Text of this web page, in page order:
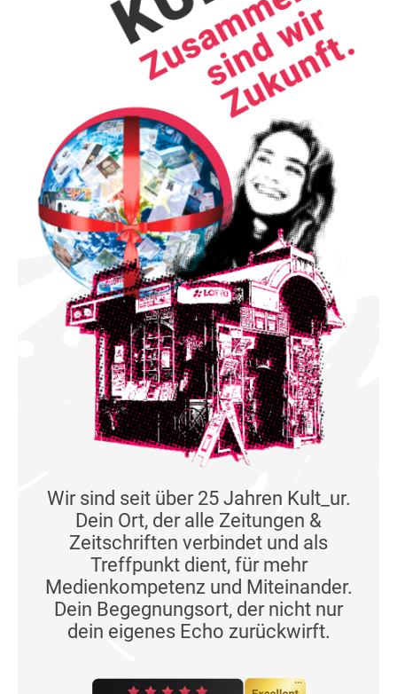
Wir sind seit über 25 Jahren Kult_ur.
Dein Ort, der alle Zeitungen &
Zeitschriften verbindet und als
Treffpunkt dient, für mehr
Medienkompetenz und Miteinander.
Dein Begegnungsort, der nicht nur
dein eigenes Echo zurückwirft.